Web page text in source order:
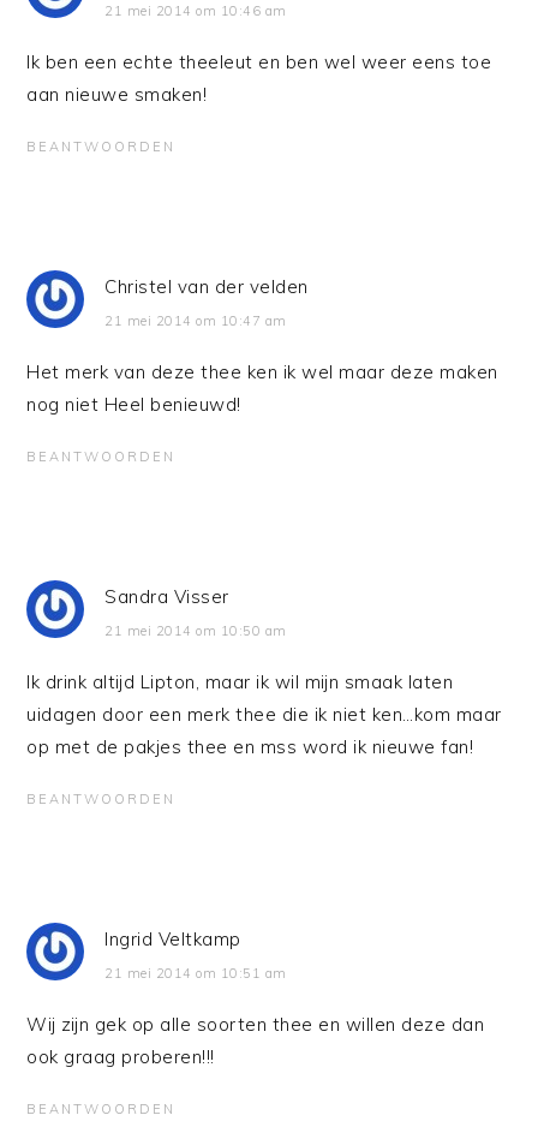
21 mei 2014 om 10:46 am
Ik ben een echte theeleut en ben wel weer eens toe
aan nieuwe smaken!
BEANTWOORDEN
Christel van der velden
21 mei 2014 om 10:47 am
Het merk van deze thee ken ik wel maar deze maken
nog niet Heel benieuwd!
BEANTWOORDEN
Sandra Visser
21 mei 2014 om 10:50 am
Ik drink altijd Lipton, maar ik wil mijn smaak laten
uidagen door een merk thee die ik niet ken…kom maar
op met de pakjes thee en mss word ik nieuwe fan!
BEANTWOORDEN
Ingrid Veltkamp
21 mei 2014 om 10:51 am
Wij zijn gek op alle soorten thee en willen deze dan
ook graag proberen!!!
BEANTWOORDEN